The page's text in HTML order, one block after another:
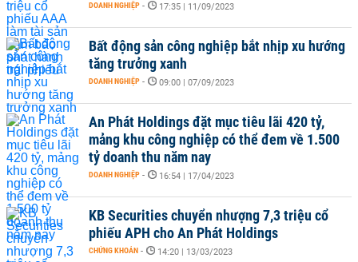
DOANH NGHIỆP - 17:35 | 11/09/2023
Bất động sản công nghiệp bắt nhịp xu hướng
tăng trưởng xanh
DOANH NGHIỆP - 09:00 | 07/09/2023
An Phát Holdings đặt mục tiêu lãi 420 tỷ,
mảng khu công nghiệp có thể đem về 1.500
tỷ doanh thu năm nay
DOANH NGHIỆP - 16:54 | 17/04/2023
KB Securities chuyển nhượng 7,3 triệu cổ
phiếu APH cho An Phát Holdings
CHỨNG KHOÁN - 14:20 | 13/03/2023